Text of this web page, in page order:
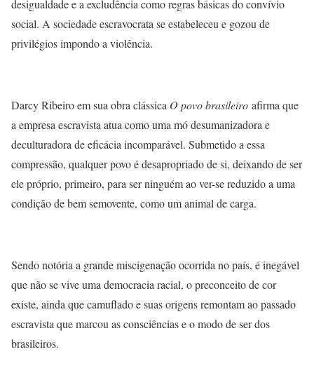
desigualdade e a excludência como regras básicas do convívio
social. A sociedade escravocrata se estabeleceu e gozou de
privilégios impondo a violência.
Darcy Ribeiro em sua obra clássica O povo brasileiro afirma que
a empresa escravista atua como uma mó desumanizadora e
deculturadora de eficácia incomparável. Submetido a essa
compressão, qualquer povo é desapropriado de si, deixando de ser
ele próprio, primeiro, para ser ninguém ao ver-se reduzido a uma
condição de bem semovente, como um animal de carga.
Sendo notóriaa grande miscigenação ocorrida no país, é inegável
que não se vive uma democracia racial, o preconceito de cor
existe, ainda que camuflado e suas origens remontam ao passado
escravista que marcou as consciências e o modo de ser dos
brasileiros.